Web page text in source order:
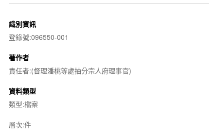
識別資訊
登錄號:096550-001
著作者
責任者:(督理潘桃等處抽分宗人府理事官)
資料類型
類型:檔案
層次:件